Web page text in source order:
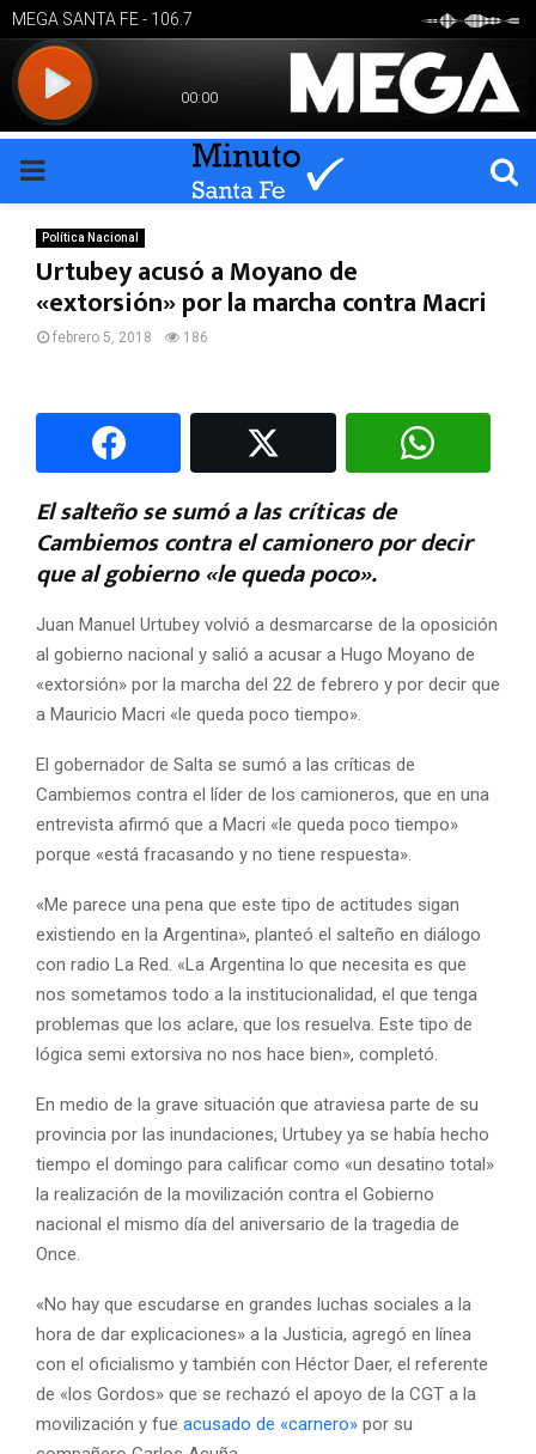
PRIMARY
MENU
Política Nacional
Urtubey acusó a Moyano de
«extorsión» por la marcha contra Macri
febrero 5, 2018 186
El salteño se sumó a las críticas de
Cambiemos contra el camionero por decir
que al gobierno «le queda poco».
Juan Manuel Urtubey volvió a desmarcarse de la oposición
al gobierno nacional y salió a acusar a Hugo Moyano de
«extorsión» por la marcha del 22 de febrero y por decir que
a Mauricio Macri «le queda poco tiempo».
El gobernador de Salta se sumó a las críticas de
Cambiemos contra el líder de los camioneros, que en una
entrevista afirmó que a Macri «le queda poco tiempo»
porque «está fracasando y no tiene respuesta».
«Me parece una pena que este tipo de actitudes sigan
existiendo en la Argentina», planteó el salteño en diálogo
con radio La Red. «La Argentina lo que necesita es que
nos sometamos todo a la institucionalidad, el que tenga
problemas que los aclare, que los resuelva. Este tipo de
lógica semi extorsiva no nos hace bien», completó.
En medio de la grave situación que atraviesa parte de su
provincia por las inundaciones, Urtubey ya se había hecho
tiempo el domingo para calificar como «un desatino total»
la realización de la movilización contra el Gobierno
nacional el mismo día del aniversario de la tragedia de
Once.
«No hay que escudarse en grandes luchas sociales a la
hora de dar explicaciones» a la Justicia, agregó en línea
con el oficialismo y también con Héctor Daer, el referente
de «los Gordos» que se rechazó el apoyo de la CGT a la
movilización y fue acusado de «carnero» por su